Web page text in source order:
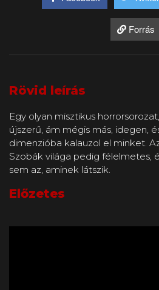
Forrás
Rövid leírás
Egy olyan misztikus
újszerű, ám mégis más, idegen,
dimenzióba kalauzol el minket.
Szobák világa pedig félelmetes,
sem az, aminek látszik.
Előzetes